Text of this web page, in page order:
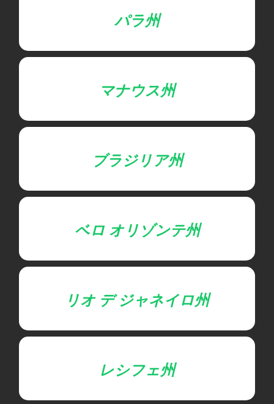
パラ州
マナウス州
ブラジリア州
ベロ オリゾンテ州
リオ デ ジャネイロ州
レシフェ州